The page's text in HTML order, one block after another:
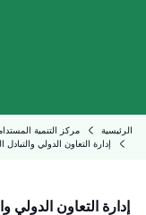
الرئيسية مركز التنمية
إدارة التعاون الدولي
إدارة التعاون الدولي